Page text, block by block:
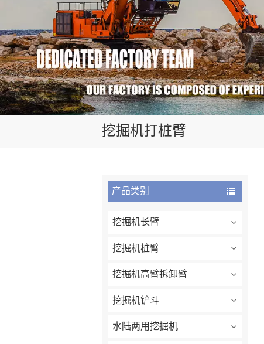
挖掘机打桩臂
产品类别
挖掘机长臂
挖掘机桩臂
挖掘机高臂拆卸臂
挖掘机铲斗
水陆两用挖掘机